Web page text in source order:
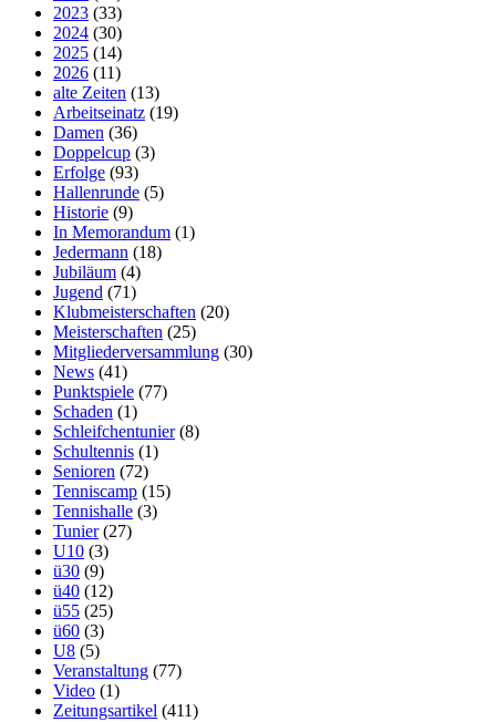
2023 (33)
2024 (30)
2025 (14)
2026 (11)
alte Zeiten (13)
Arbeitseinatz (19)
Damen (36)
Doppelcup (3)
Erfolge (93)
Hallenrunde (5)
Historie (9)
In Memorandum (1)
Jedermann (18)
Jubiläum (4)
Jugend (71)
Klubmeisterschaften (20)
Meisterschaften (25)
Mitgliederversammlung (30)
News (41)
Punktspiele (77)
Schaden (1)
Schleifchentunier(8)
Schultennis (1)
Senioren (72)
Tenniscamp (15)
Tennishalle (3)
Tunier(27)
U10 (3)
ü30 (9)
ü40 (12)
ü55 (25)
ü60 (3)
U8 (5)
Veranstaltung (77)
Video (1)
Zeitungsartikel (411)